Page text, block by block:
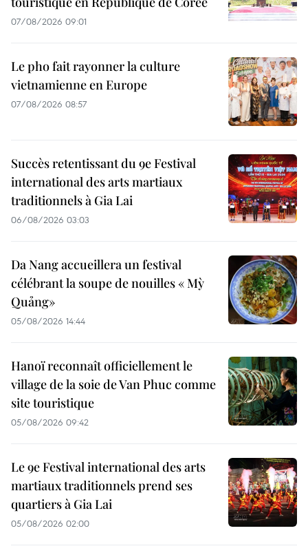
07/08/2026 09:01
Le pho fait rayonner la culture
vietnamienne en Europe
07/08/2026 08:57
Succès retentissant du 9e Festival
international des arts martiaux
traditionnels à Gia Lai
06/08/2026 03:03
Da Nang accueillera un festival
célébrant la soupe de nouilles « Mỳ
Quảng»
05/08/2026 14:44
Hanoï reconnaît officiellement le
village de la soie de Van Phuc comme
site touristique
05/08/2026 09:42
Le 9e Festival international des arts
martiaux traditionnels prend ses
quartiers à Gia Lai
05/08/2026 02:00